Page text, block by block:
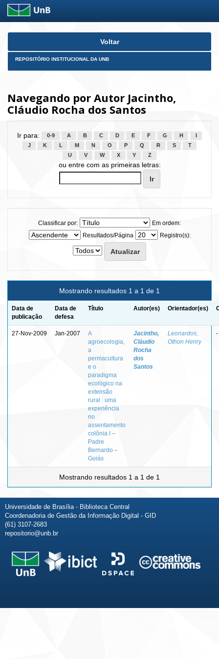
Skip
Voltar
REPOSITÓRIO INSTITUCIONAL DA UNB
Navegando por Autor Jacintho,
Cláudio Rocha dos Santos
Ir para: 0-9 A B C D E F G H
J
K L M N O P Q R S
T
U
V W X Y Z
ou entre com as primeiras letras:
Classificar por:
Em ordem:
Resultados/Página
Registro(s):
Mostrando resultados 1 a 1 de 1
Data de
publicação
Data de
defesa
Título Autor(es) Orientador(es)
27-Nov-2009 Jan-2007
A
agroecologia,
a
permacultura
e o
paradigma
ecológico na
extensão
rural : uma
experiência
no
assentamento
colônia I –
Padre
Bernardo –
Goiás
Jacintho,
Cláudio
Rocha
dos
Santos
Leonardos,
Othon Henry
-
Mostrando resultados 1 a 1 de 1
Universidade de Brasília - Biblioteca Central
Coordenadoria de Gestão da Informação Digital - GID
(61) 3107-2683
repositorio@unb.br